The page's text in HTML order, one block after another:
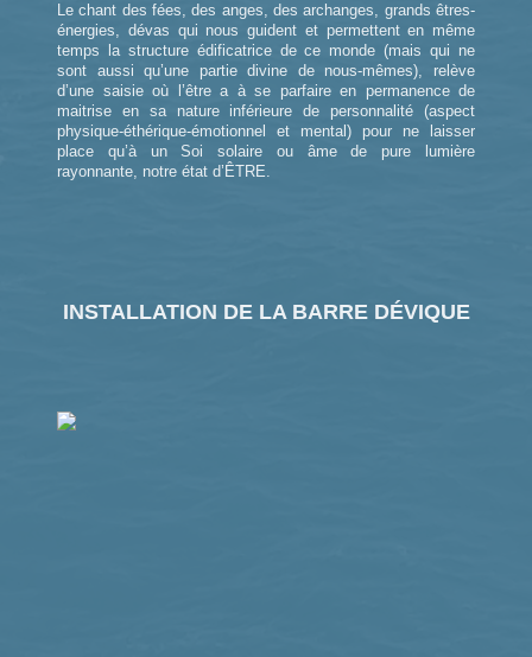
Le chant des fées, des anges, des archanges, grands êtres-
énergies, dévas qui nous guident et permettent en même
temps la structure édificatrice de ce monde (mais qui ne
sont aussi qu’une partie divine de nous-mêmes), relève
d’une saisie où l’être a à se parfaire en permanence de
maitrise en sa nature inférieure de personnalité (aspect
physique-éthérique-émotionnel et mental) pour ne laisser
place qu’à un Soi solaire ou âme de pure lumière
rayonnante, notre état d’ÊTRE.
INSTALLATION DE LA BARRE DÉVIQUE